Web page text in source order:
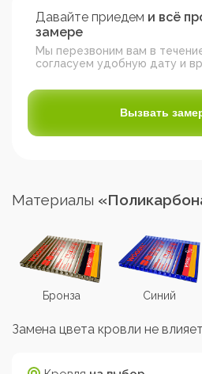
Давайте приедем и всё
замере
Мы перезвоним вам в
согласуем удобную дату и
Вызвать
Материалы
Бронза Синий
Замена цвета кровли не